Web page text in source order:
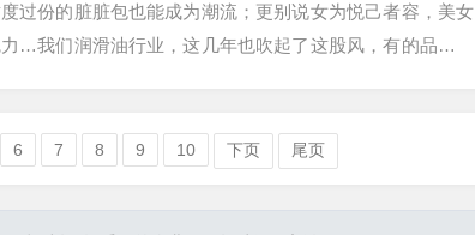
过份的脏脏包也能成为潮流；更别说女为悦己者容，美女
…我们润滑油行业，这几年也吹起了这股风，有的品牌还
6 7 8 9 10 下页 尾页